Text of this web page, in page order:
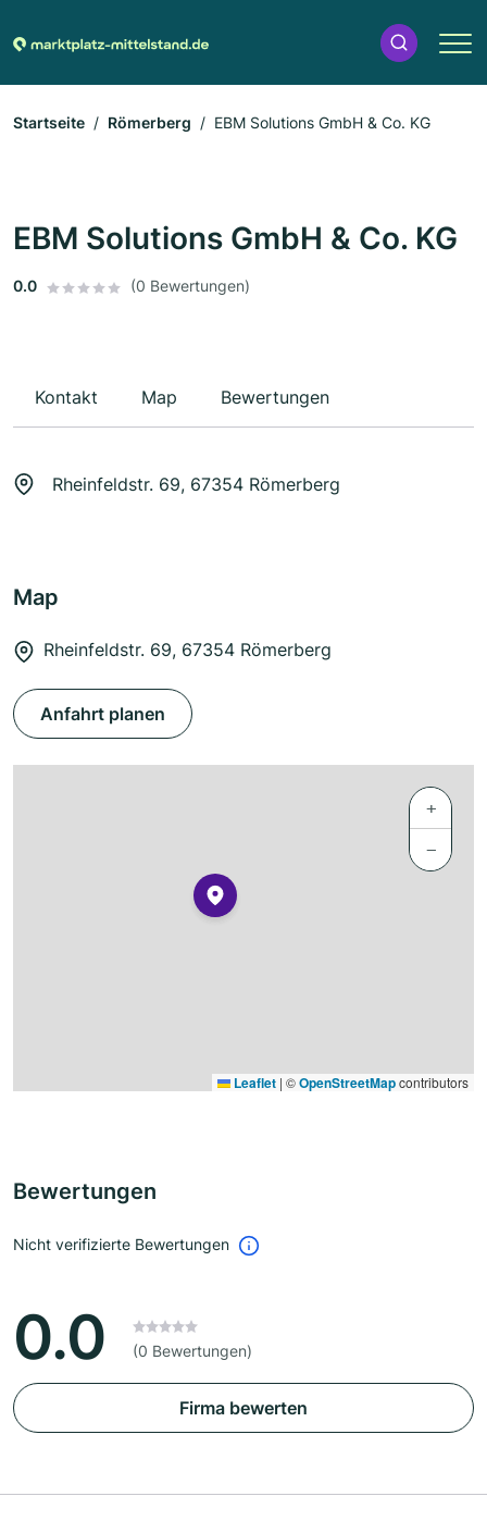
Startseite Römerberg EBM Solutions GmbH & Co. KG
EBM Solutions GmbH & Co. KG
0.0 (0 Bewertungen)
Kontakt Map Bewertungen
Rheinfeldstr. 69, 67354 Römerberg
Map
Rheinfeldstr. 69, 67354 Römerberg
Anfahrt planen
+
−
Leaflet | ©OpenStreetMapcontributors
Bewertungen
Nicht verifizierte Bewertungen
0.0 (0 Bewertungen)
Firma bewerten